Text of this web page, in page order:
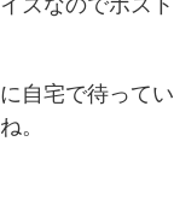
自宅で待って
。